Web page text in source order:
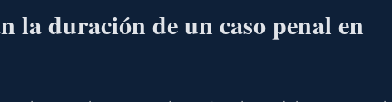
la duración de un caso penal en